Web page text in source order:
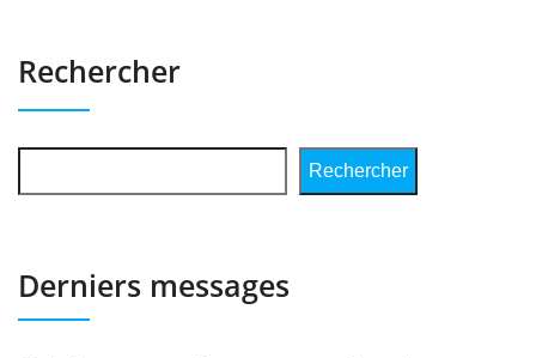
Rechercher
Rechercher
Derniers messages